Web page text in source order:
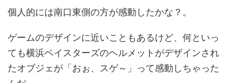
個人的には南口東側の方が感動したかな？。
ゲームのデザインに近いこともあるけど、何といっ
ても横浜ベイスターズのヘルメットがデザインされ
たオブジェが「おぉ、スゲ～」って感動しちゃった